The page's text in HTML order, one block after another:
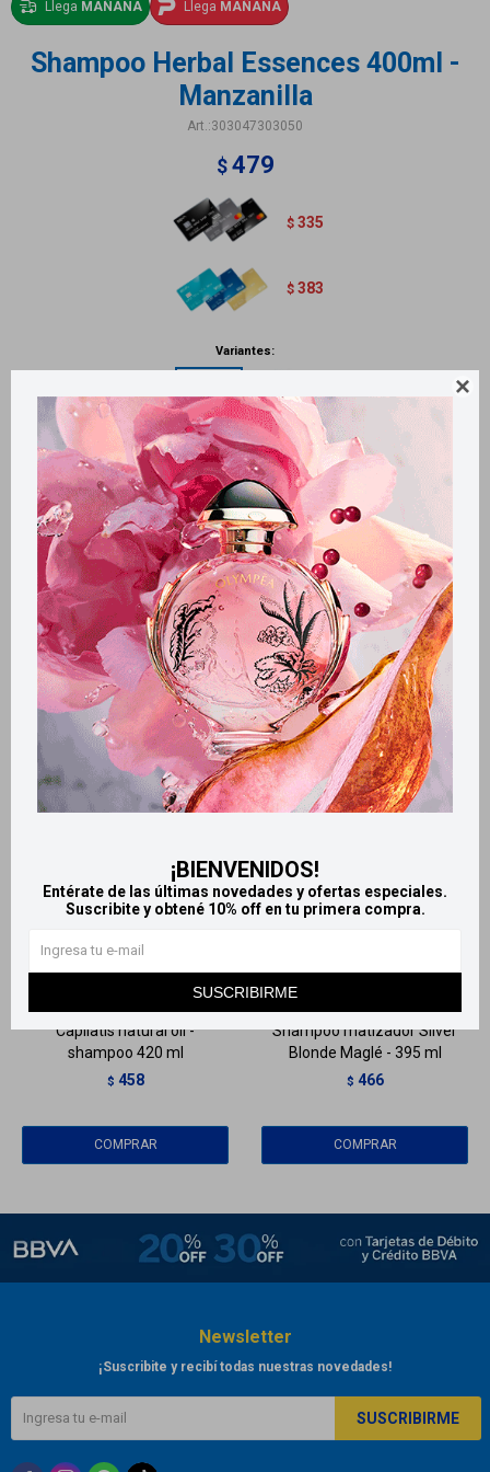

¡BIENVENIDOS!
Entérate de las últimas novedades y ofertas especiales.
Suscribite y obtené 10% off en tu primera compra.
SUSCRIBIRME
Llega MAÑANA Llega MAÑANA
Shampoo Herbal Essences 400ml -
Manzanilla
303047303050
$ 479
$ 335
$ 383
Variantes:
Métodos y costos de envío
Retiros gratuitos en tiendas
Productos que te pueden interesar
Llega MAÑANA
Capilatis natural oil -
shampoo 420 ml
$ 458
Shampoo matizador Silver
Blonde Maglé - 395 ml
$ 466
Newsletter
¡Suscribite y recibí todas nuestras novedades!
SUSCRIBIRME